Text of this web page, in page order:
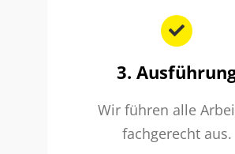
3.
Wir führen alle
fachgerecht aus.